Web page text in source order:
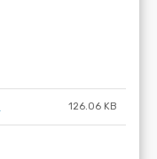
126.06 KB